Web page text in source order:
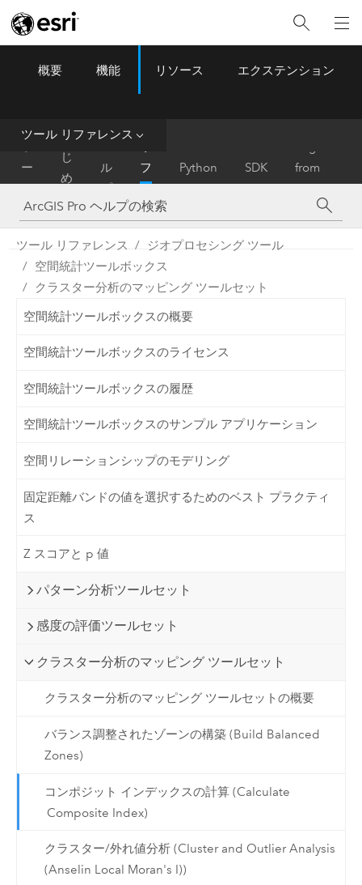
ArcGIS Pro Menu
概要 機能 リソース エクステンション
ツール リファレンス
ー
ム
は
じ
め
に
ル
プ
フ
ァ
レ
ン
ス
Python SDK
from
ArcMap
ツール リファレンス
ジオプロセシング ツール
空間統計ツールボックス
クラスター分析のマッピング ツールセット
空間統計ツールボックスの概要
空間統計ツールボックスのライセンス
空間統計ツールボックスの履歴
空間統計ツールボックスのサンプル アプリケーション
空間リレーションシップのモデリング
固定距離バンドの値を選択するためのベスト プラクティ
ス
Z スコアと p 値
パターン分析ツールセット
感度の評価ツールセット
クラスター分析のマッピング ツールセット
クラスター分析のマッピング ツールセットの概要
バランス調整されたゾーンの構築 (Build Balanced
Zones)
コンポジット インデックスの計算 (Calculate
Composite Index)
クラスター/外れ値分析 (Cluster and Outlier Analysis
(Anselin Local Moran's I))